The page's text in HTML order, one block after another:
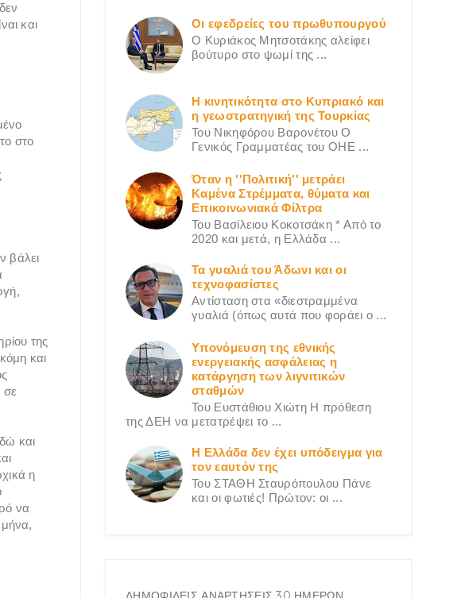
και
στο
βάλει
της
και
σε
και
η
να
Οι εφεδρείες του πρωθυπουργού
Ο Κυριάκος Μητσοτάκης αλείφει
βούτυρο στο ψωμί της ...
Η κινητικότητα στο Κυπριακό και
η γεωστρατηγική της Τουρκίας
Του Νικηφόρου Βαρονέτου Ο
Γενικός Γραμματέας του ΟΗΕ ...
Όταν η ''Πολιτική'' μετράει
Καμένα Στρέμματα, θύματα και
Επικοινωνιακά Φίλτρα
Του Βασίλειου Κοκοτσάκη * Από το
2020 και μετά, η Ελλάδα ...
Τα γυαλιά του Άδωνι και οι
τεχνοφασίστες
Αντίσταση στα «διεστραμμένα
γυαλιά (όπως αυτά που φοράει ο ...
Υπονόμευση της εθνικής
ενεργειακής ασφάλειας η
κατάργηση των λιγνιτικών
σταθμών
Του Ευστάθιου Χιώτη Η πρόθεση
της ΔΕΗ να μετατρέψει το ...
Η Ελλάδα δεν έχει υπόδειγμα για
τον εαυτόν της
Του ΣΤΑΘΗ Σταυρόπουλου Πάνε
και οι φωτιές! Πρώτον: οι ...